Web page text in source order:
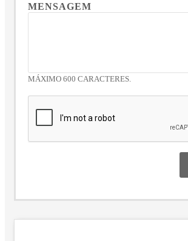
MENSAGEM
MÁXIMO 600 CARACTERES.